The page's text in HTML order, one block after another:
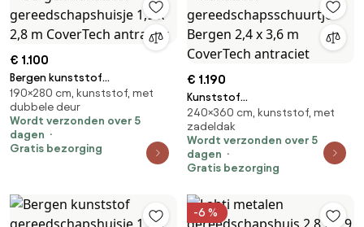
€ 1.100
Bergen kunststof
gereedschapshuisje 1,9 x 2,8 m
CoverTech antraciet
190×280 cm, kunststof, met
dubbele deur
Wordt verzonden over 5
dagen
Gratis bezorging
€ 1.190
Kunststof
gereedschapsschuurtje Bergen
2,4 x 3,6 m CoverTech
antraciet
240×360 cm, kunststof, met
zadeldak
Wordt verzonden over 5
dagen
Gratis bezorging
-6 %